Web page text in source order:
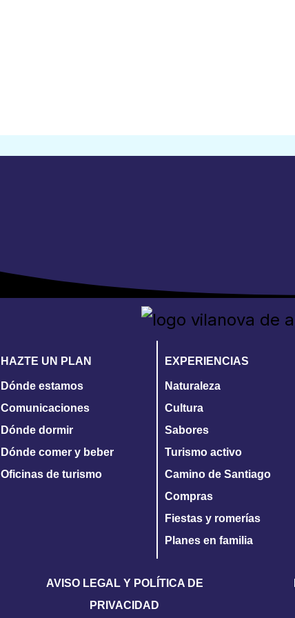
HAZTE UN PLAN
Dónde estamos
Comunicaciones
Dónde dormir
Dónde comer y beber
Oficinas de turismo
EXPERIENCIAS
Naturaleza
Cultura
Sabores
Turismo activo
Camino de Santiago
Compras
Fiestas y romerías
Planes en familia
AVISO LEGAL Y POLÍTICA DE
PRIVACIDAD